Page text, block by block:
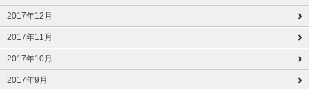
2017年12月
2017年11月
2017年10月
2017年9月